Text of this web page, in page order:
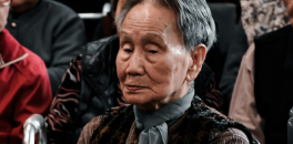
viên